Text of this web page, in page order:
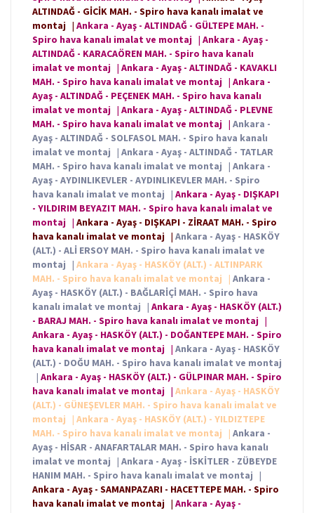
ALTINDAĞ - GİCİK MAH. - Spiro hava kanalı imalat ve
montaj | Ankara - Ayaş - ALTINDAĞ - GÜLTEPE MAH. -
Spiro hava kanalı imalat ve montaj | Ankara - Ayaş -
ALTINDAĞ - KARACAÖREN MAH. - Spiro hava kanalı
imalat ve montaj | Ankara - Ayaş - ALTINDAĞ - KAVAKLI
MAH. - Spiro hava kanalı imalat ve montaj | Ankara -
Ayaş - ALTINDAĞ - PEÇENEK MAH. - Spiro hava kanalı
imalat ve montaj | Ankara - Ayaş - ALTINDAĞ - PLEVNE
MAH. - Spiro hava kanalı imalat ve montaj | Ankara -
Ayaş - ALTINDAĞ - SOLFASOL MAH. - Spiro hava kanalı
imalat ve montaj | Ankara - Ayaş - ALTINDAĞ - TATLAR
MAH. - Spiro hava kanalı imalat ve montaj | Ankara -
Ayaş - AYDINLIKEVLER - AYDINLIKEVLER MAH. - Spiro
hava kanalı imalat ve montaj | Ankara - Ayaş - DIŞKAPI
- YILDIRIM BEYAZIT MAH. - Spiro hava kanalı imalat ve
montaj | Ankara - Ayaş - DIŞKAPI - ZİRAAT MAH. - Spiro
hava kanalı imalat ve montaj | Ankara - Ayaş - HASKÖY
(ALT.) - ALİ ERSOY MAH. - Spiro hava kanalı imalat ve
montaj | Ankara - Ayaş - HASKÖY (ALT.) - ALTINPARK
MAH. - Spiro hava kanalı imalat ve montaj
| Ankara -
Ayaş - HASKÖY (ALT.) - BAĞLARİÇİ MAH. - Spiro hava
kanalı imalat ve montaj | Ankara - Ayaş - HASKÖY (ALT.)
- BARAJ MAH. - Spiro hava kanalı imalat ve montaj |
Ankara - Ayaş - HASKÖY (ALT.) - DOĞANTEPE MAH. - Spiro
hava kanalı imalat ve montaj | Ankara - Ayaş - HASKÖY
(ALT.) - DOĞU MAH. - Spiro hava kanalı imalat ve montaj
| Ankara - Ayaş - HASKÖY (ALT.) - GÜLPINAR MAH. - Spiro
hava kanalı imalat ve montaj | Ankara - Ayaş - HASKÖY
(ALT.) - GÜNEŞEVLER MAH. - Spiro hava kanalı imalat ve
montaj
| Ankara - Ayaş - HASKÖY (ALT.) - YILDIZTEPE
MAH. - Spiro hava kanalı imalat ve montaj
| Ankara -
Ayaş - HİSAR - ANAFARTALAR MAH. - Spiro hava kanalı
imalat ve montaj | Ankara - Ayaş - İSKİTLER - ZÜBEYDE
HANIM MAH. - Spiro hava kanalı imalat ve montaj |
Ankara - Ayaş - SAMANPAZARI - HACETTEPE MAH. - Spiro
hava kanalı imalat ve montaj | Ankara - Ayaş -